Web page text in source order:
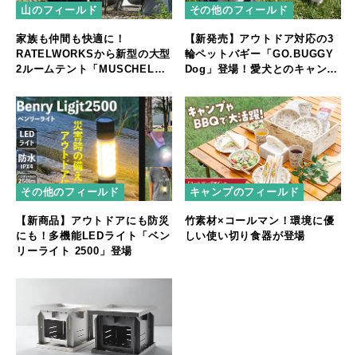
山のフィールド
家族も仲間も快適に！
RATELWORKSから新型の大型
2ルームテント「MUSCHEL」
その他のフィールド
【新発売】アウトドア対応の3
輪ペットバギー「GO.BUGGY
Dog」登場！愛犬とのキャンプ
その他のフィールド
【新商品】アウトドアにも防災
にも！多機能LEDライト「ベン
リーライト 2500」登場
キャンプのフィールド
竹素材×コールマン！環境に優
しい使い切り食器が登場